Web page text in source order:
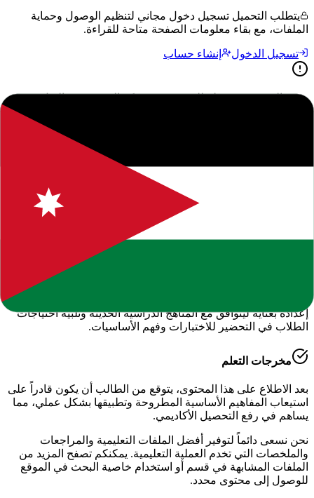
يتطلب التحميل تسجيل دخول مجاني لتنظيم الوصول وحماية
الملفات، مع بقاء معلومات الصفحة متاحة للقراءة.
تسجيل الدخول إنشاء حساب
جميع الحقوق محفوظة للموقع. يرجى ذكر المصدر عند النقل.
حول هذا المحتوى التعليمي
يقدم لكم موقعنا هذا المحتوى المتميز بعنوان
تحضير رياض
الاطفال الوحدة الثانية من انا كاملة
اللغة العربية -
، وهو جزء من الموارد التعليمية الشاملة التي
نوفرها للطلاب والمعلمين للعام الدراسي
إعداده بعناية ليتوافق مع المناهج الدراسية الحديثة وتلبية احتياجات
الطلاب في التحضير للاختبارات وفهم الأساسيات.
مخرجات التعلم
بعد الاطلاع على هذا المحتوى، يتوقع من الطالب أن يكون قادراً على
استيعاب المفاهيم الأساسية المطروحة وتطبيقها بشكل عملي، مما
يساهم في رفع التحصيل الأكاديمي.
نحن نسعى دائماً لتوفير أفضل الملفات التعليمية والمراجعات
والملخصات التي تخدم العملية التعليمية. يمكنكم تصفح المزيد من
الملفات المشابهة في قسم
أو استخدام خاصية البحث في الموقع
للوصول إلى محتوى محدد.